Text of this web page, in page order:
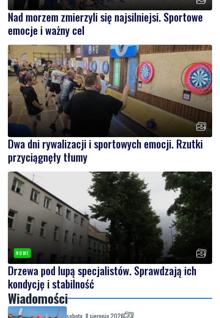
Dwa dni rywalizacji i sportowych emocji. Rzutki
przyciągnęły tłumy
NOWE
Drzewa pod lupą specjalistów. Sprawdzają ich
kondycję i stabilność
Wiadomości
sobota, 8 sierpnia 2026
Nad morzem zmierzyli się najsilniejsi.
Sportowe emocje i ważny cel